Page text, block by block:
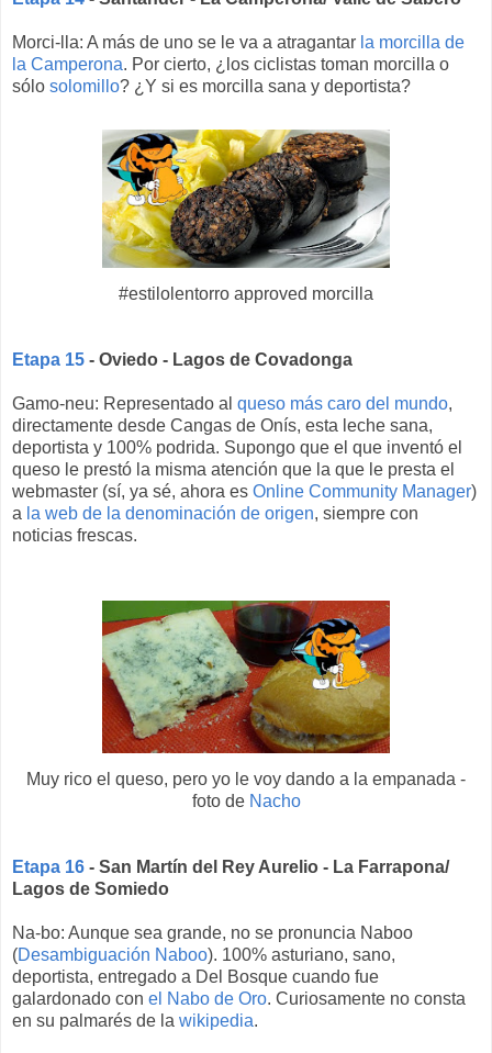
Morci-lla: A más de uno se le va a atragantar la morcilla de
la Camperona. Por cierto, ¿los ciclistas toman morcilla o
sólo solomillo? ¿Y si es morcilla sana y deportista?
#estilolentorro approved morcilla
Etapa 15 - Oviedo - Lagos de Covadonga
Gamo-neu: Representado al queso más caro del mundo,
directamente desde Cangas de Onís, esta leche sana,
deportista y 100% podrida. Supongo que el que inventó el
queso le prestó la misma atención que la que le presta el
webmaster (sí, ya sé, ahora es Online Community Manager)
a la web de la denominación de origen, siempre con
noticias frescas.
Muy rico el queso, pero yo le voy dando a la empanada -
foto de Nacho
Etapa 16 - San Martín del Rey Aurelio - La Farrapona/
Lagos de Somiedo
Na-bo: Aunque sea grande, no se pronuncia Naboo
(Desambiguación Naboo). 100% asturiano, sano,
deportista, entregado a Del Bosque cuando fue
galardonado con el Nabo de Oro. Curiosamente no consta
en su palmarés de la wikipedia.